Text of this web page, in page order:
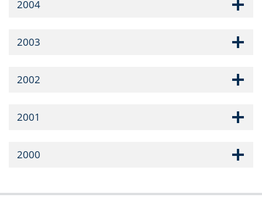
2004
2003
2002
2001
2000